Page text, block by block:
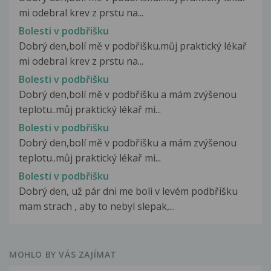
mi odebral krev z prstu na...
Bolesti v podbřišku
Dobrý den,bolí mě v podbřišku.můj praktický lékař
mi odebral krev z prstu na...
Bolesti v podbřišku
Dobrý den,bolí mě v podbřišku a mám zvýšenou
teplotu..můj praktický lékař mi...
Bolesti v podbřišku
Dobrý den,bolí mě v podbřišku a mám zvýšenou
teplotu..můj praktický lékař mi...
Bolesti v podbřišku
Dobrý den, už pár dni me boli v levém podbřišku
mam strach , aby to nebyl slepak,...
MOHLO BY VÁS ZAJÍMAT